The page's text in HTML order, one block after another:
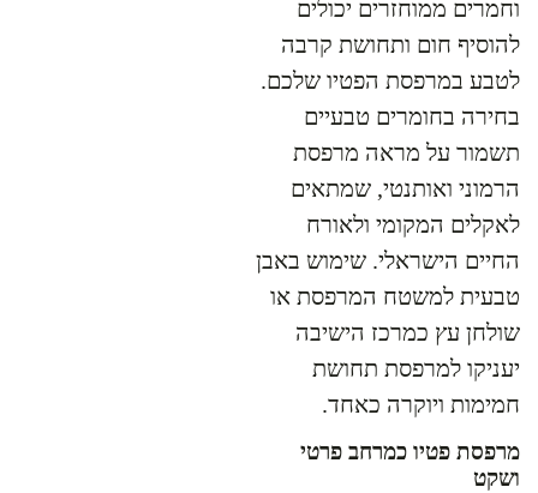
וחמרים ממוחזרים יכולים
להוסיף חום ותחושת קרבה
לטבע במרפסת הפטיו שלכם.
בחירה בחומרים טבעיים
תשמור על מראה מרפסת
הרמוני ואותנטי, שמתאים
לאקלים המקומי ולאורח
החיים הישראלי. שימוש באבן
טבעית למשטח המרפסת או
שולחן עץ כמרכז הישיבה
יעניקו למרפסת תחושת
חמימות ויוקרה כאחד.
מרפסת פטיו כמרחב פרטי
ושקט